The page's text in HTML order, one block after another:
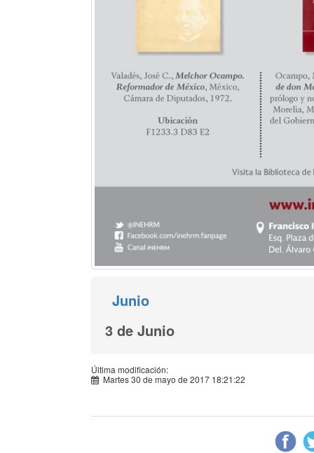
Junio
3 de Junio
Última modificación:
Martes 30 de mayo de 2017 18:21:22